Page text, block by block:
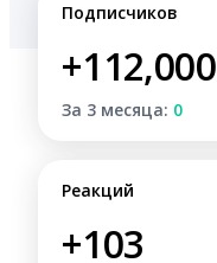
Подписчиков
+112,000
За 3 месяца: 0
Реакций
+103